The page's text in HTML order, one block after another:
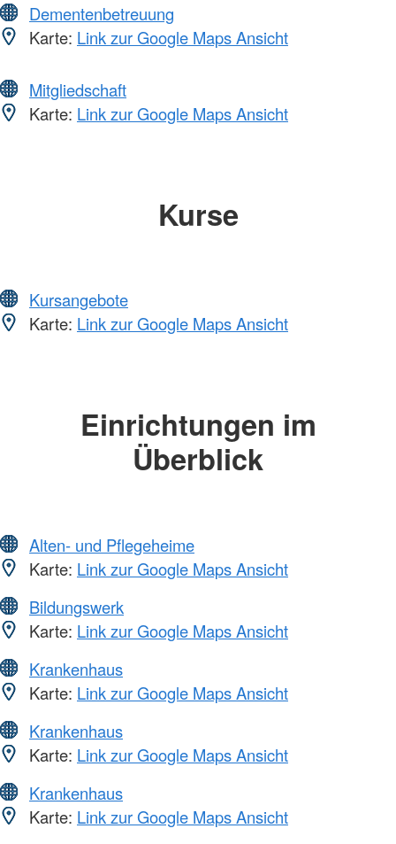
Dementenbetreuung
Karte: Link zur Google Maps Ansicht
Mitgliedschaft
Karte: Link zur Google Maps Ansicht
Kurse
Kursangebote
Karte: Link zur Google Maps Ansicht
Einrichtungen im
Überblick
Alten- und Pflegeheime
Karte: Link zur Google Maps Ansicht
Bildungswerk
Karte: Link zur Google Maps Ansicht
Krankenhaus
Karte: Link zur Google Maps Ansicht
Krankenhaus
Karte: Link zur Google Maps Ansicht
Krankenhaus
Karte: Link zur Google Maps Ansicht